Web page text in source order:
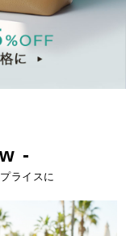
-
ライスに